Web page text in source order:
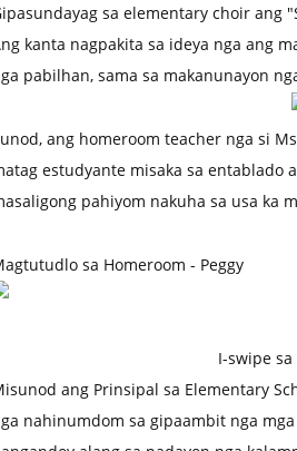
sa elementary choir ang
kanta nagpakita sa ideya nga ang
pabilhan, sama sa makanunayon
ang homeroom teacher nga si
estudyante misaka sa entablado
pahiyom nakuha sa usa ka
sa Homeroom - Peggy
I-swipe
ang Prinsipal sa Elementary
nahinumdom sa gipaambit nga